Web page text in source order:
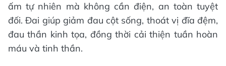
ấm tự nhiên mà không cần điện, an toàn tuyệt
đối. Đai giúp giảm đau cột sống, thoát vị đĩa đệm,
đau thần kinh tọa, đồng thời cải thiện tuần hoàn
máu và tinh thần.